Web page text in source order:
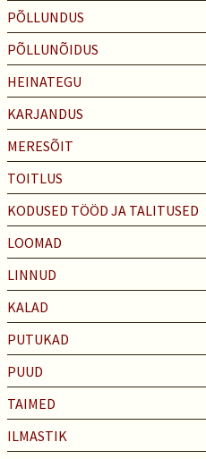
PÕLLUNDUS
PÕLLUNÕIDUS
HEINATEGU
KARJANDUS
MERESÕIT
TOITLUS
KODUSED TÖÖD JA TALITUSED
LOOMAD
LINNUD
KALAD
PUTUKAD
PUUD
TAIMED
ILMASTIK